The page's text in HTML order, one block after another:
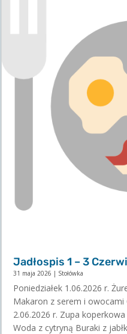
Jadłospis 1 – 3
31 maja 2026 | Stołówka
Poniedziałek 1.06.2026 r.
Makaron z serem i
2.06.2026 r. Zupa
Woda z cytryną Buraki z